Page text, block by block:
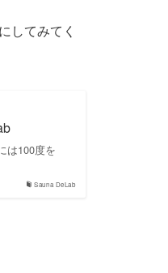
してみてく
Sauna DeLab
は100度を